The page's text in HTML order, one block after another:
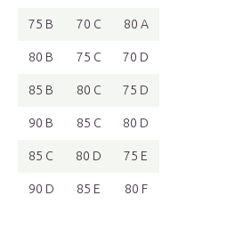
75 B 70 C 80 A
80 B 75 C 70 D
85 B 80 C 75 D
90 B 85 C 80 D
85 C 80 D 75 E
90 D 85 E 80 F